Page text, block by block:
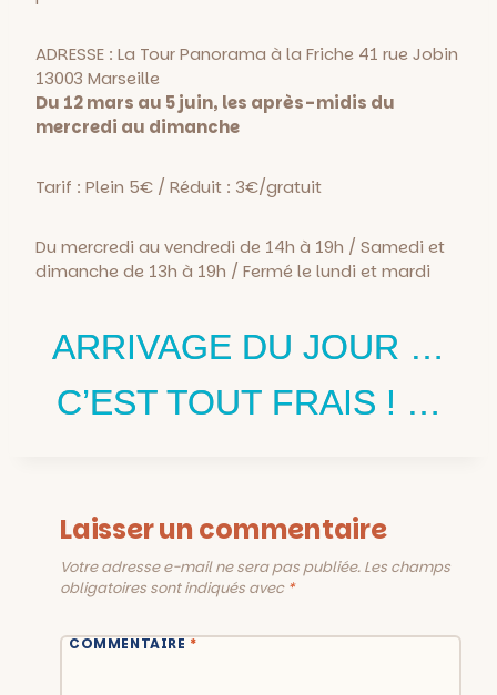
ADRESSE : La Tour Panorama à la Friche 41 rue Jobin
13003 Marseille
Du 12 mars au 5 juin, les après-midis du
mercredi au dimanche
Tarif : Plein 5€ / Réduit : 3€/gratuit
Du mercredi au vendredi de 14h à 19h / Samedi et
dimanche de 13h à 19h / Fermé le lundi et mardi
ARRIVAGE DU JOUR …
C’EST TOUT FRAIS ! …
Laisser un commentaire
Votre adresse e-mail ne sera pas publiée. Les champs
obligatoires sont indiqués avec *
COMMENTAIRE*